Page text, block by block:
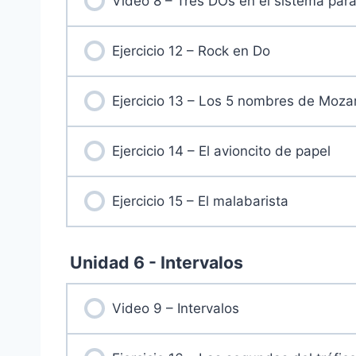
Ejercicio 12 – Rock en Do
Ejercicio 13 – Los 5 nombres de
Ejercicio 14 – El avioncito de papel
Ejercicio 15 – El malabarista
Unidad 6 - Intervalos
Video 9 – Intervalos